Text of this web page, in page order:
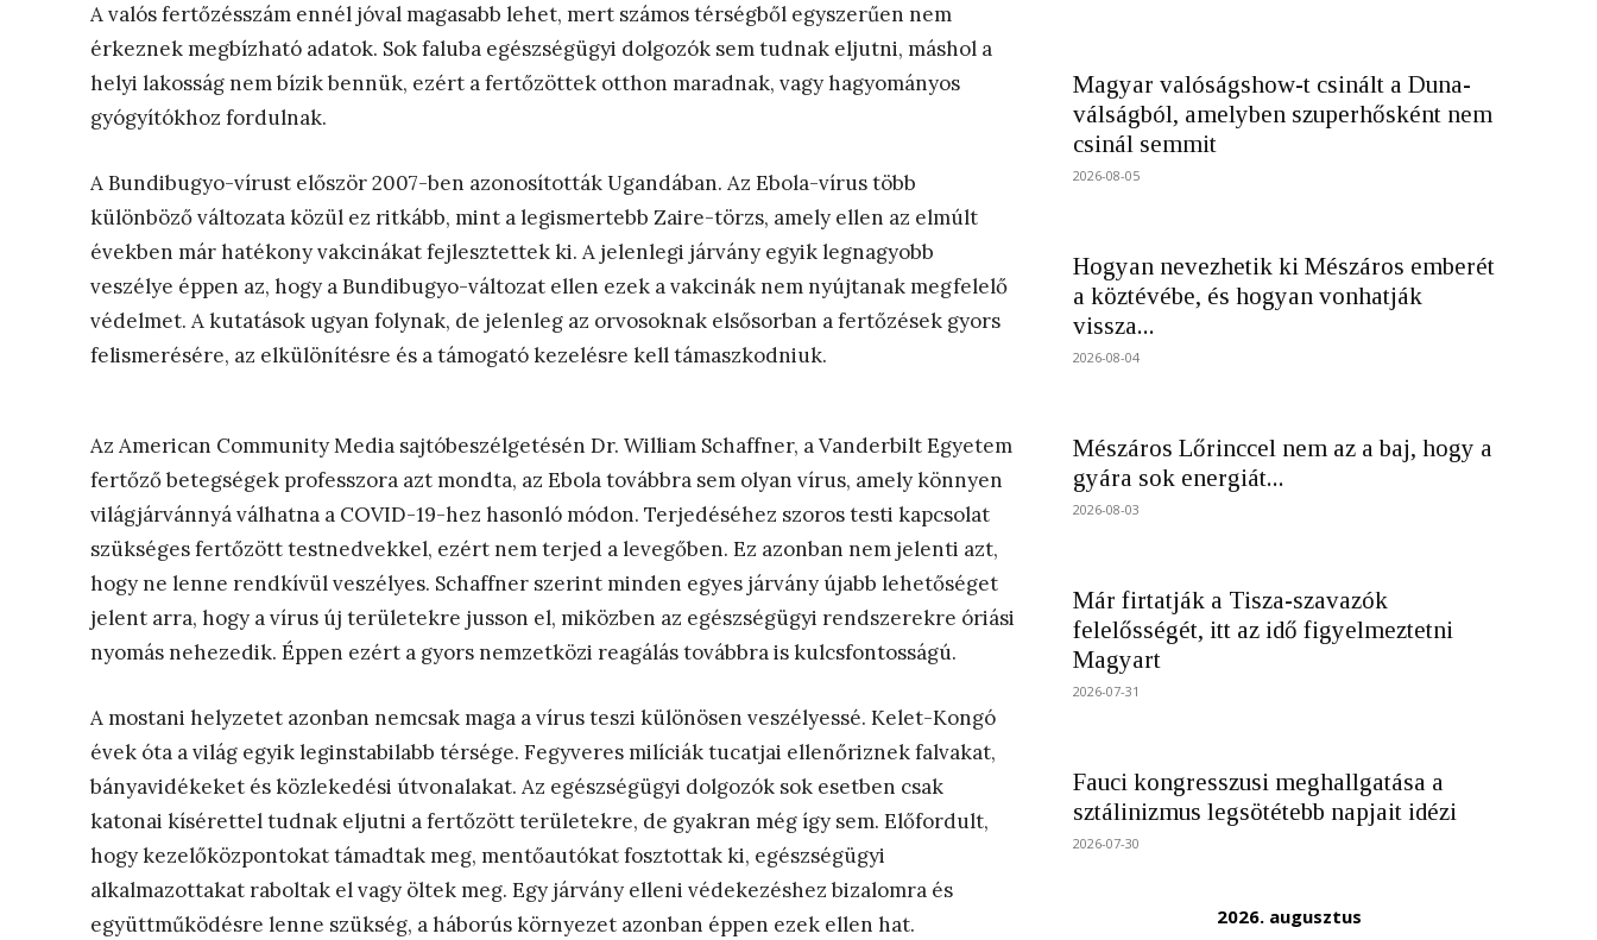
A valós fertőzésszám ennél jóval magasabb lehet, mert számos térségből egyszerűen nem
érkeznek megbízható adatok. Sok faluba egészségügyi dolgozók sem tudnak eljutni, máshol a
helyi lakosság nem bízik bennük, ezért a fertőzöttek otthon maradnak, vagy hagyományos
gyógyítókhoz fordulnak.
A Bundibugyo-vírust először 2007-ben azonosították Ugandában. Az Ebola-vírus több
különböző változata közül ez ritkább, mint a legismertebb Zaire-törzs, amely ellen az elmúlt
években már hatékony vakcinákat fejlesztettek ki. A jelenlegi járvány egyik legnagyobb
veszélye éppen az, hogy a Bundibugyo-változat ellen ezek a vakcinák nem nyújtanak megfelelő
védelmet. A kutatások ugyan folynak, de jelenleg az orvosoknak elsősorban a fertőzések gyors
felismerésére, az elkülönítésre és a támogató kezelésre kell támaszkodniuk.
Az American Community Media sajtóbeszélgetésén Dr. William Schaffner, a Vanderbilt Egyetem
fertőző betegségek professzora azt mondta, az Ebola továbbra sem olyan vírus, amely könnyen
világjárvánnyá válhatna a COVID-19-hez hasonló módon. Terjedéséhez szoros testi kapcsolat
szükséges fertőzött testnedvekkel, ezért nem terjed a levegőben. Ez azonban nem jelenti azt,
hogy ne lenne rendkívül veszélyes. Schaffner szerint minden egyes járvány újabb lehetőséget
jelent arra, hogy a vírus új területekre jusson el, miközben az egészségügyi rendszerekre óriási
nyomás nehezedik. Éppen ezért a gyors nemzetközi reagálás továbbra is kulcsfontosságú.
A mostani helyzetet azonban nemcsak maga a vírus teszi különösen veszélyessé. Kelet-Kongó
évek óta a világ egyik leginstabilabb térsége. Fegyveres milíciák tucatjai ellenőriznek falvakat,
bányavidékeket és közlekedési útvonalakat. Az egészségügyi dolgozók sok esetben csak
katonai kísérettel tudnak eljutni a fertőzött területekre, de gyakran még így sem. Előfordult,
hogy kezelőközpontokat támadtak meg, mentőautókat fosztottak ki, egészségügyi
alkalmazottakat raboltak el vagy öltek meg. Egy járvány elleni védekezéshez bizalomra és
együttműködésre lenne szükség, a háborús környezet azonban éppen ezek ellen hat.
Magyar valóságshow-t csinált a Duna-
válságból, amelyben szuperhősként nem
csinál semmit
2026-08-05
Hogyan nevezhetik ki Mészáros emberét
a köztévébe, és hogyan vonhatják
vissza...
2026-08-04
Mészáros Lőrinccel nem az a baj, hogy a
gyára sok energiát...
2026-08-03
Már firtatják a Tisza-szavazók
felelősségét, itt az idő figyelmeztetni
Magyart
2026-07-31
Fauci kongresszusi meghallgatása a
sztálinizmus legsötétebb napjait idézi
2026-07-30
2026. augusztus